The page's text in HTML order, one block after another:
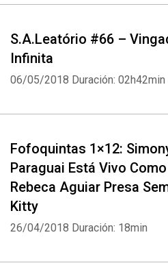
S.A.Leatório #66 –
Infinita
06/05/2018 Duración: 02h42min
Fofoquintas 1×12:
Paraguai Está Vivo
Rebeca Aguiar Presa
Kitty
26/04/2018 Duración: 18min